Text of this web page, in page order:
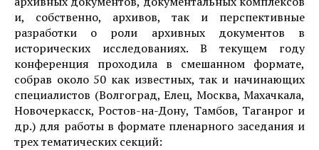
и, собственно, архивов, так и перспективные
разработки о роли архивных документов в
исторических исследованиях. В текущем году
конференция проходила в смешанном формате,
собрав около 50 как известных, так и начинающих
специалистов (Волгоград, Елец, Москва, Махачкала,
Новочеркасск, Ростов-на-Дону, Тамбов, Таганрог и
др.) для работы в формате пленарного заседания и
трех тематических секций: